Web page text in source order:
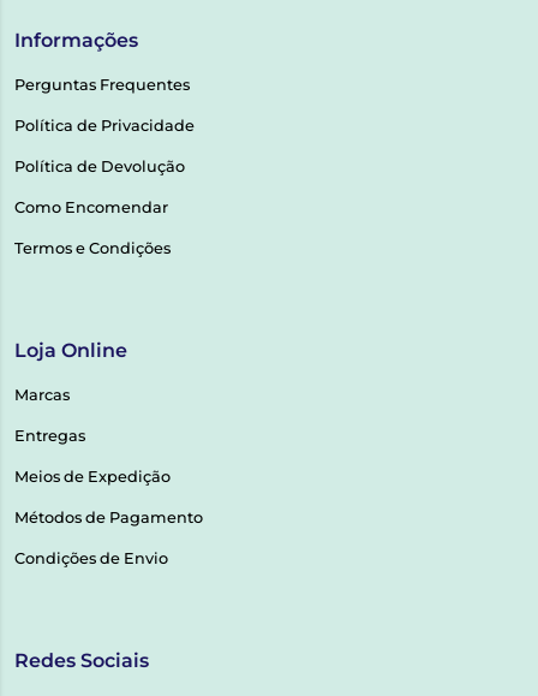
Informações
Perguntas Frequentes
Política de Privacidade
Política de Devolução
Como Encomendar
Termos e Condições
Loja Online
Marcas
Entregas
Meios de Expedição
Métodos de Pagamento
Condições de Envio
Redes Sociais